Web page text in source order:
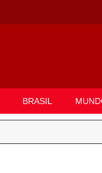
BRASIL